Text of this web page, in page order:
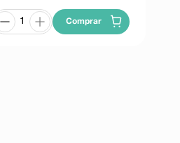
Comprar